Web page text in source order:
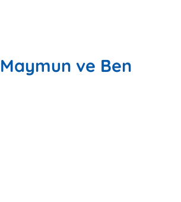
Maymun ve Ben